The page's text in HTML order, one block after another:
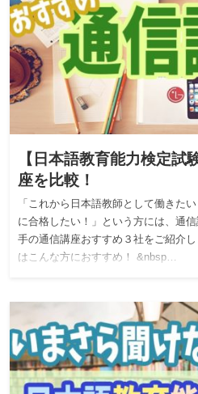
【日本語教育能力検定試
座を比較！
「これから日本語教師として働きた
に合格したい！」という方には、通
手の通信講座おすすめ３社をご紹介
はこんな方におすすめ！ &nbsp…